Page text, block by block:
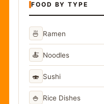
FOOD BY TYPE
🍜 Ramen
🍝 Noodles
🍣 Sushi
🍚 Rice Dishes